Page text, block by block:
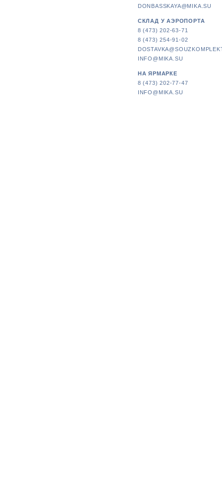
DONBASSKAYA@MIKA.SU
СКЛАД У АЭРОПОРТА
8 (473) 202-63-71
8 (473) 254-91-02
INFO@MIKA.SU
НА ЯРМАРКЕ
8 (473) 202-77-47
INFO@MIKA.SU